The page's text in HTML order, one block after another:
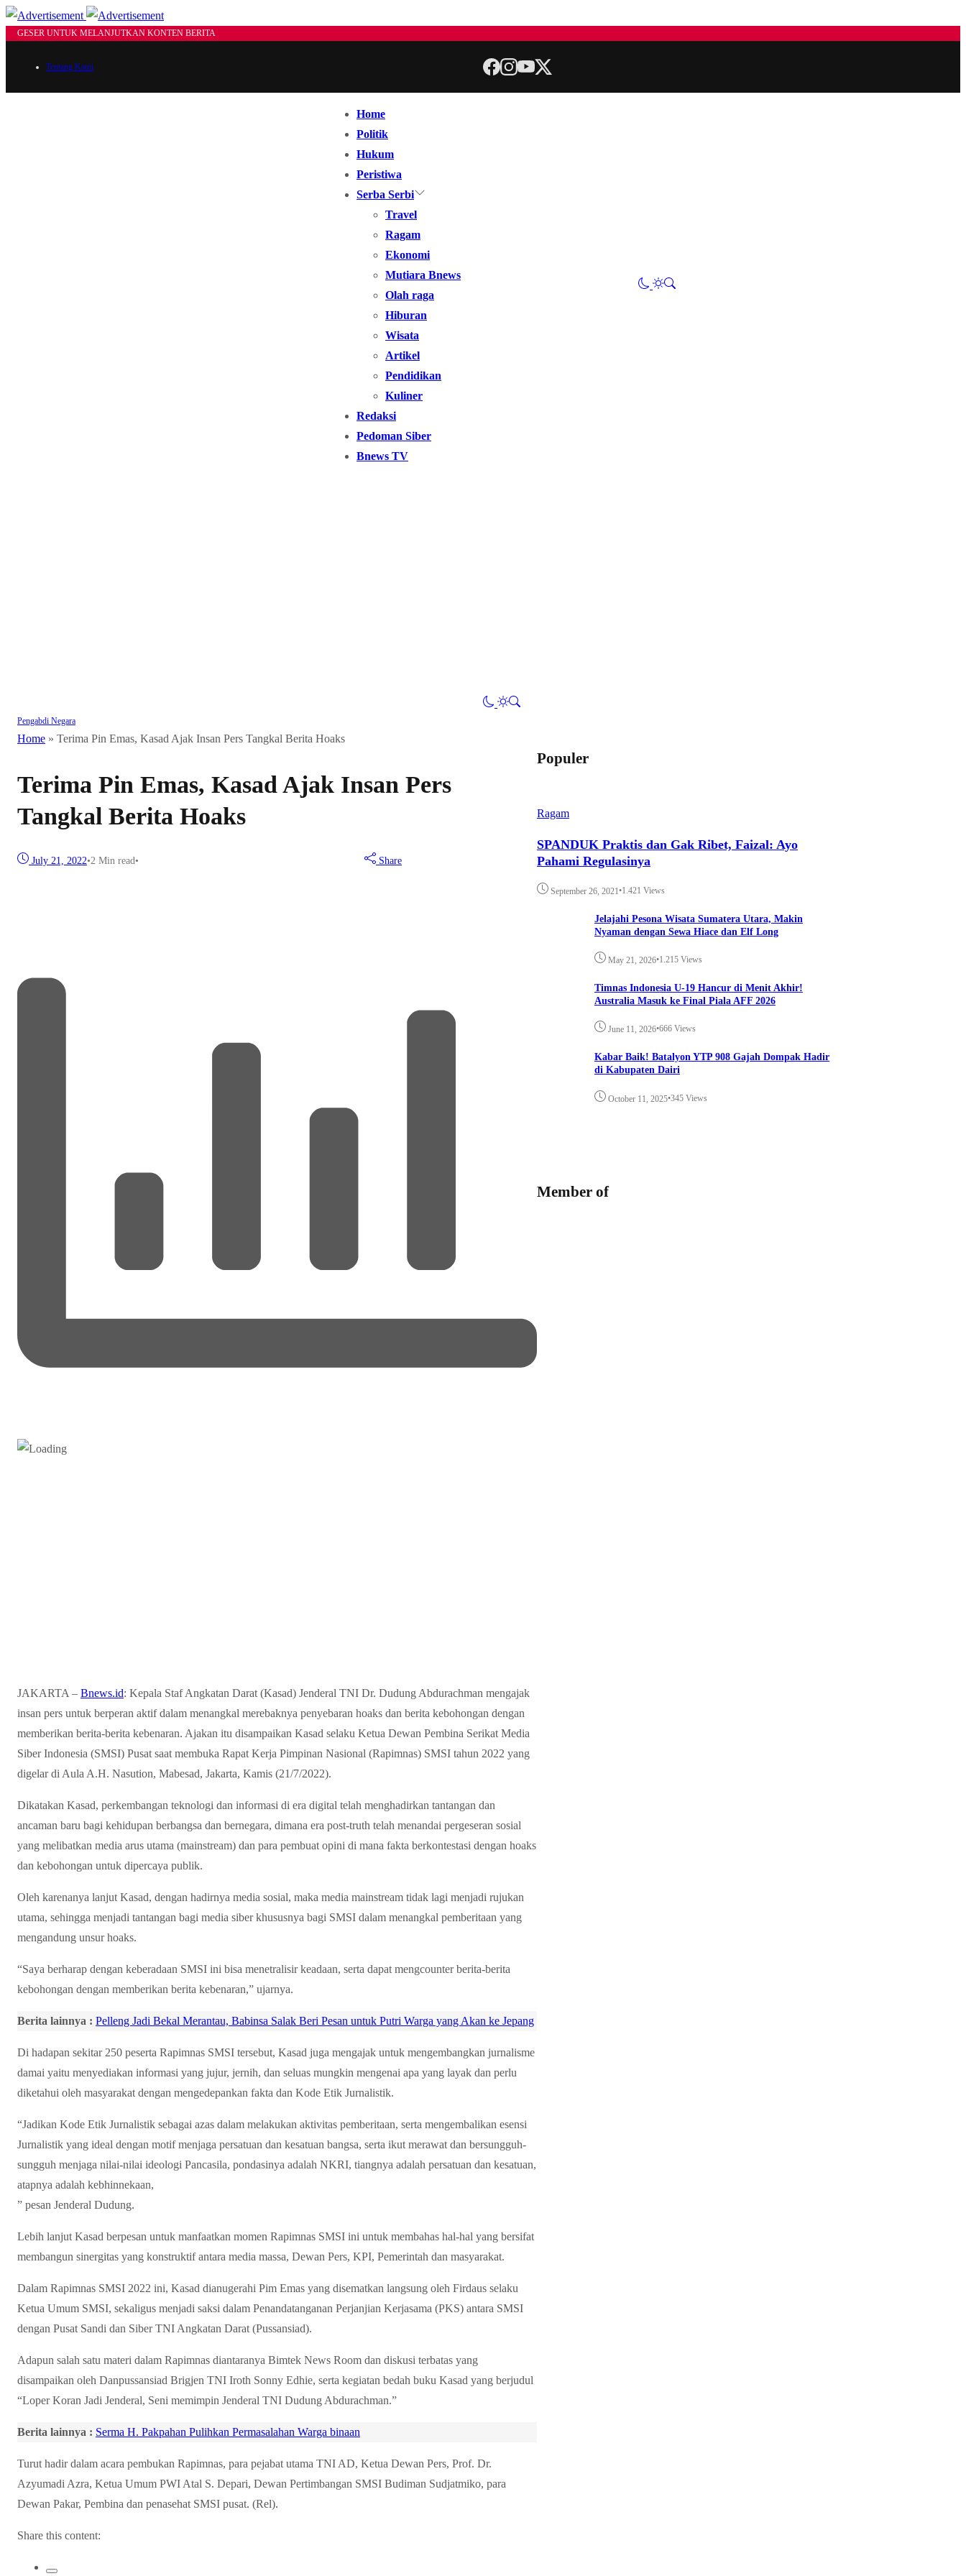
GESER UNTUK MELANJUTKAN KONTEN BERITA
Tentang Kami
Home
Politik
Hukum
Peristiwa
Serba Serbi
Travel
Ragam
Ekonomi
Mutiara Bnews
Olah raga
Hiburan
Wisata
Artikel
Pendidikan
Kuliner
Redaksi
Pedoman Siber
Bnews TV
Pengabdi Negara
Home » Terima Pin Emas, Kasad Ajak Insan Pers Tangkal Berita Hoaks
Terima Pin Emas, Kasad Ajak Insan Pers
Tangkal Berita Hoaks
July 21, 2022•2 Min read• Share
JAKARTA – Bnews.id: Kepala Staf Angkatan Darat (Kasad) Jenderal TNI Dr. Dudung Abdurachman mengajak
insan pers untuk berperan aktif dalam menangkal merebaknya penyebaran hoaks dan berita kebohongan dengan
memberikan berita-berita kebenaran. Ajakan itu disampaikan Kasad selaku Ketua Dewan Pembina Serikat Media
Siber Indonesia (SMSI) Pusat saat membuka Rapat Kerja Pimpinan Nasional (Rapimnas) SMSI tahun 2022 yang
digelar di Aula A.H. Nasution, Mabesad, Jakarta, Kamis (21/7/2022).
Dikatakan Kasad, perkembangan teknologi dan informasi di era digital telah menghadirkan tantangan dan
ancaman baru bagi kehidupan berbangsa dan bernegara, dimana era post-truth telah menandai pergeseran sosial
yang melibatkan media arus utama (mainstream) dan para pembuat opini di mana fakta berkontestasi dengan hoaks
dan kebohongan untuk dipercaya publik.
Oleh karenanya lanjut Kasad, dengan hadirnya media sosial, maka media mainstream tidak lagi menjadi rujukan
utama, sehingga menjadi tantangan bagi media siber khususnya bagi SMSI dalam menangkal pemberitaan yang
mengandung unsur hoaks.
“Saya berharap dengan keberadaan SMSI ini bisa menetralisir keadaan, serta dapat mengcounter berita-berita
kebohongan dengan memberikan berita kebenaran,” ujarnya.
Berita lainnya : Pelleng Jadi Bekal Merantau, Babinsa Salak Beri Pesan untuk Putri Warga yang Akan ke Jepang
Di hadapan sekitar 250 peserta Rapimnas SMSI tersebut, Kasad juga mengajak untuk mengembangkan jurnalisme
damai yaitu menyediakan informasi yang jujur, jernih, dan seluas mungkin mengenai apa yang layak dan perlu
diketahui oleh masyarakat dengan mengedepankan fakta dan Kode Etik Jurnalistik.
“Jadikan Kode Etik Jurnalistik sebagai azas dalam melakukan aktivitas pemberitaan, serta mengembalikan esensi
Jurnalistik yang ideal dengan motif menjaga persatuan dan kesatuan bangsa, serta ikut merawat dan bersungguh-
sungguh menjaga nilai-nilai ideologi Pancasila, pondasinya adalah NKRI, tiangnya adalah persatuan dan kesatuan,
atapnya adalah kebhinnekaan,
” pesan Jenderal Dudung.
Lebih lanjut Kasad berpesan untuk manfaatkan momen Rapimnas SMSI ini untuk membahas hal-hal yang bersifat
membangun sinergitas yang konstruktif antara media massa, Dewan Pers, KPI, Pemerintah dan masyarakat.
Dalam Rapimnas SMSI 2022 ini, Kasad dianugerahi Pim Emas yang disematkan langsung oleh Firdaus selaku
Ketua Umum SMSI, sekaligus menjadi saksi dalam Penandatanganan Perjanjian Kerjasama (PKS) antara SMSI
dengan Pusat Sandi dan Siber TNI Angkatan Darat (Pussansiad).
Adapun salah satu materi dalam Rapimnas diantaranya Bimtek News Room dan diskusi terbatas yang
disampaikan oleh Danpussansiad Brigjen TNI Iroth Sonny Edhie, serta kegiatan bedah buku Kasad yang berjudul
“Loper Koran Jadi Jenderal, Seni memimpin Jenderal TNI Dudung Abdurachman.”
Berita lainnya : Serma H. Pakpahan Pulihkan Permasalahan Warga binaan
Turut hadir dalam acara pembukan Rapimnas, para pejabat utama TNI AD, Ketua Dewan Pers, Prof. Dr.
Azyumadi Azra, Ketua Umum PWI Atal S. Depari, Dewan Pertimbangan SMSI Budiman Sudjatmiko, para
Dewan Pakar, Pembina dan penasehat SMSI pusat. (Rel).
Share this content:
Populer
Ragam
SPANDUK Praktis dan Gak Ribet, Faizal: Ayo
Pahami Regulasinya
September 26, 2021•1.421 Views
Jelajahi Pesona Wisata Sumatera Utara, Makin
Nyaman dengan Sewa Hiace dan Elf Long
May 21, 2026•1.215 Views
Timnas Indonesia U-19 Hancur di Menit Akhir!
Australia Masuk ke Final Piala AFF 2026
June 11, 2026•666 Views
Kabar Baik! Batalyon YTP 908 Gajah Dompak Hadir
di Kabupaten Dairi
October 11, 2025•345 Views
Member of